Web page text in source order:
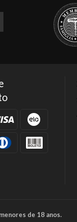
de 18 anos.